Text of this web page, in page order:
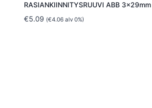
RASIANKIINNITYSRUUVI ABB
€5.09 (€4.06alv 0%)